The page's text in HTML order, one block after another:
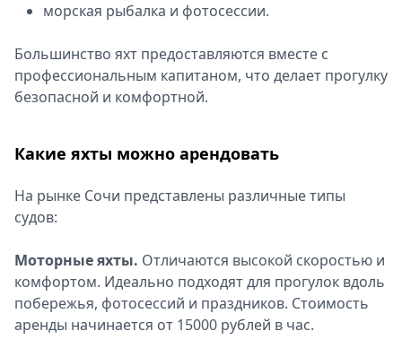
морская рыбалка и фотосессии.
Большинство яхт предоставляются вместе с
профессиональным капитаном, что делает прогулку
безопасной и комфортной.
Какие яхты можно арендовать
На рынке Сочи представлены различные типы
судов:
Моторные яхты. Отличаются высокой скоростью и
комфортом. Идеально подходят для прогулок вдоль
побережья, фотосессий и праздников. Стоимость
аренды начинается от 15000 рублей в час.